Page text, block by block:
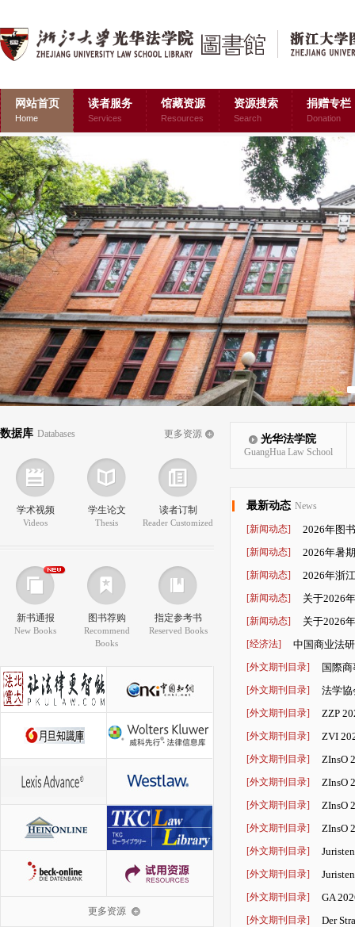
网站首页
Home
读者服务
Services
馆藏资源
Resources
资源搜索
Search
捐赠专栏
Donation
数据库 Databases 更多资源
学术视频
Videos
学生论文
Thesis
读者订制
Reader Customized
新书通报
New Books
图书荐购
Recommend
Books
指定参考书
Reserved Books
更多资源
光华法学院
GuangHua Law School
最新动态 News
[新闻动态] 2026年图
[新闻动态] 2026年暑
[新闻动态] 2026年浙
[新闻动态] 关于2026
[新闻动态]
关于2026
申请的通知
[经济法]
中国商业法
大市场建设的法治保障
[外文期刊目录] 国際
[外文期刊目录] 法学協
[外文期刊目录] ZZP
[外文期刊目录]
ZVI
Privat
[外文期刊目录]
ZInsO
lnsolven
[外文期刊目录]
ZInsO
lnsolven
[外文期刊目录]
ZInsO
lnsol
[外文期刊目录]
ZInsO
lnsolven
[外文期刊目录]
[外文期刊目录]
[外文期刊目录] GA
[外文期刊目录] Der